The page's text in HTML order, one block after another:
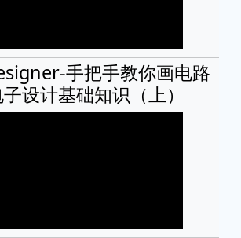
手把手教你画电路
设计基础知识（上）